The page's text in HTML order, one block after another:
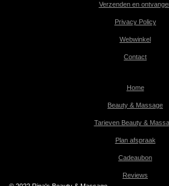
Verzenden en
Privacy Policy
Webwinkel
Contact
Home
Beauty & Massage
Tarieven Beauty &
Plan afspraak
Cadeaubon
Reviews